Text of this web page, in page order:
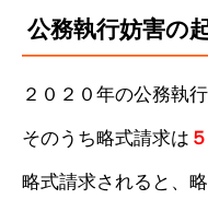
公務執行妨害の
２０２０年の公務執
そのうち略式請求は
略式請求されると、